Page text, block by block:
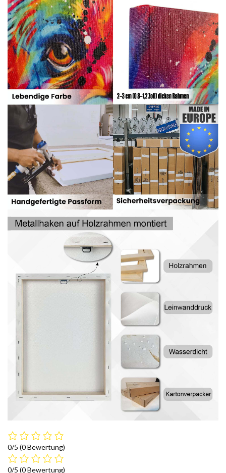
0/5 (0 Bewertung)
0/5 (0 Bewertung)